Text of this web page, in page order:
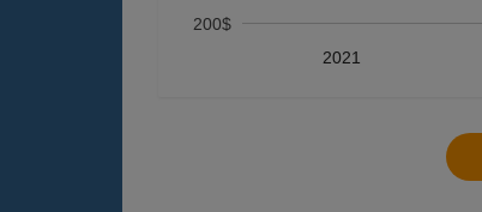
2021
200$